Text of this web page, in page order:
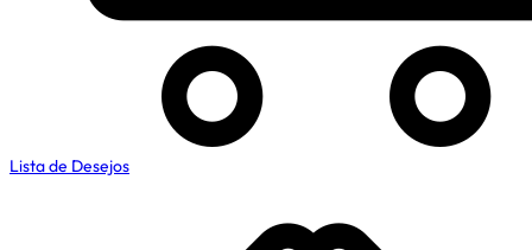
Lista de Desejos